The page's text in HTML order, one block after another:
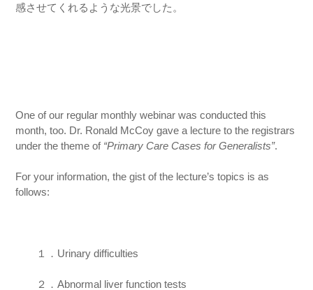
感させてくれるような光景でした。
One of our regular monthly webinar was conducted this
month, too. Dr. Ronald McCoy gave a lecture to the registrars
under the theme of “Primary Care Cases for Generalists”.
For your information, the gist of the lecture’s topics is as
follows:
１．Urinary difficulties
２．Abnormal liver function tests